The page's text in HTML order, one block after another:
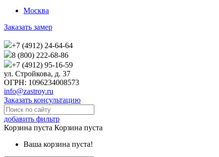
Москва
Заказать замер
+7 (4912) 24-64-64
8 (800) 222-68-86
+7 (4912) 95-16-59
ул. Стройкова, д. 37
ОГРН: 1096234008573
info@zastroy.ru
Заказать консультацию
добавить фильтр
Корзина пуста Корзина пуста
Ваша корзина пуста!